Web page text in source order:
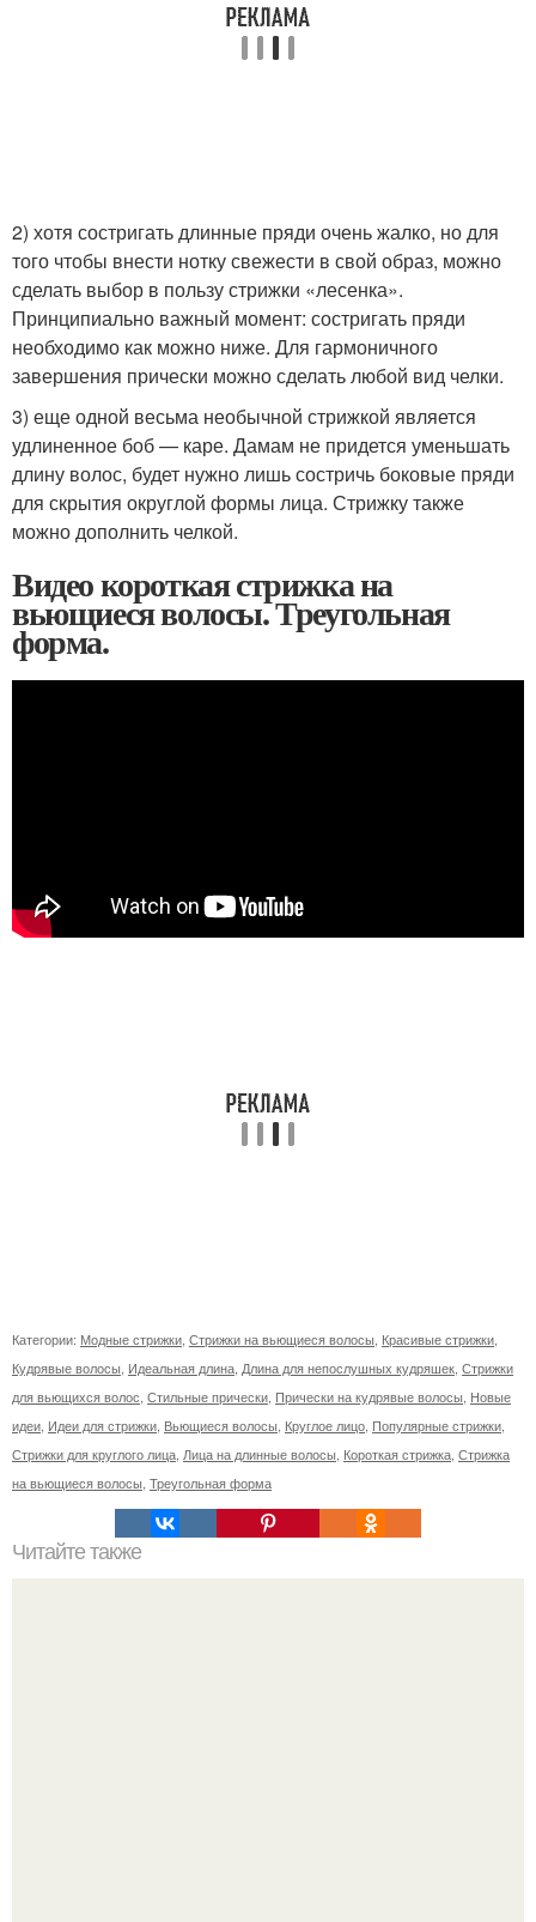
2) хотя состригать длинные пряди очень жалко, но для
того чтобы внести нотку свежести в свой образ, можно
сделать выбор в пользу стрижки «лесенка».
Принципиально важный момент: состригать пряди
необходимо как можно ниже. Для гармоничного
завершения прически можно сделать любой вид челки.
3) еще одной весьма необычной стрижкой является
удлиненное боб — каре. Дамам не придется уменьшать
длину волос, будет нужно лишь состричь боковые пряди
для скрытия округлой формы лица. Стрижку также
можно дополнить челкой.
Видео короткая стрижка на
вьющиеся волосы. Треугольная
форма.
Категории: Модные стрижки Стрижки на вьющиеся волосы Красивые стрижки
Кудрявые волосы Идеальная длина Длина для непослушных кудряшек Стрижки
для вьющихся волос Стильные прически Прически на кудрявые волосы Новые
идеи Идеи для стрижки Вьющиеся волосы Круглое лицо Популярные стрижки
Стрижки для круглого лица Лица на длинные волосы Короткая стрижка Стрижка
на вьющиеся волосы Треугольная форма
Читайте также